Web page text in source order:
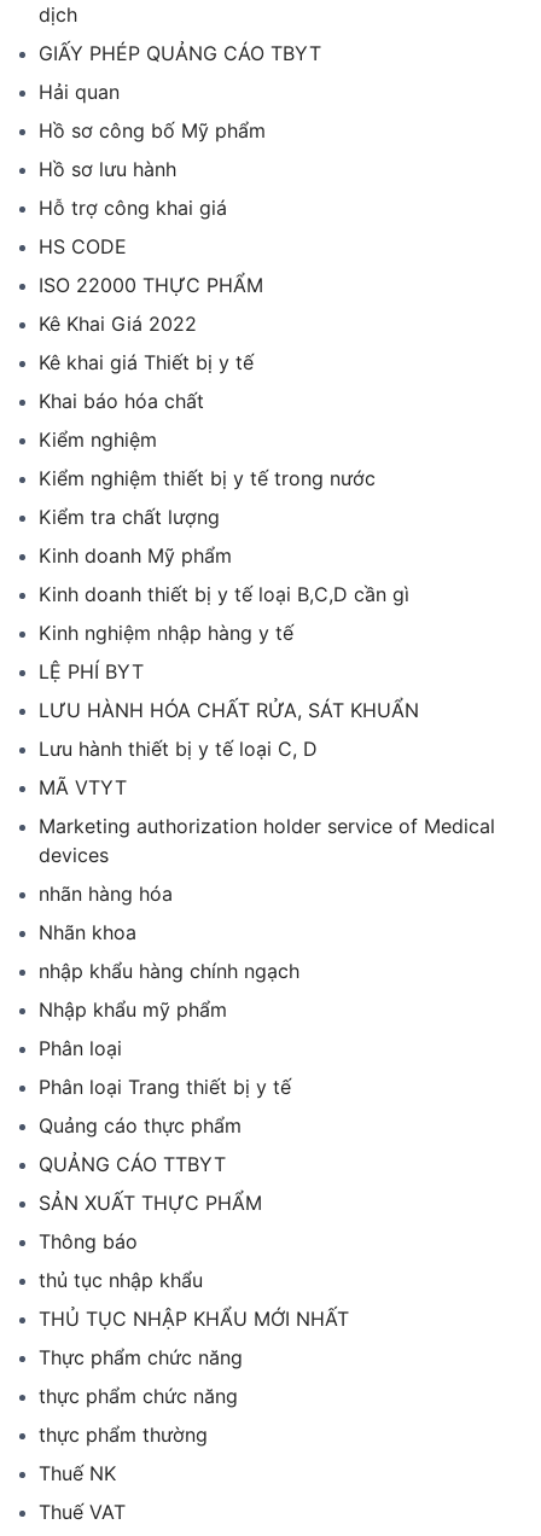
dịch
GIẤY PHÉP QUẢNG CÁO TBYT
Hải quan
Hồ sơ công bố Mỹ phẩm
Hồ sơ lưu hành
Hỗ trợ công khai giá
HS CODE
ISO 22000 THỰC PHẨM
Kê Khai Giá 2022
Kê khai giá Thiết bị y tế
Khai báo hóa chất
Kiểm nghiệm
Kiểm nghiệm thiết bị y tế trong nước
Kiểm tra chất lượng
Kinh doanh Mỹ phẩm
Kinh doanh thiết bị y tế loại B,C,D cần gì
Kinh nghiệm nhập hàng y tế
LỆ PHÍ BYT
LƯU HÀNH HÓA CHẤT RỬA, SÁT KHUẨN
Lưu hành thiết bị y tế loại C, D
MÃ VTYT
Marketing authorization holder service of Medical
devices
nhãn hàng hóa
Nhãn khoa
nhập khẩu hàng chính ngạch
Nhập khẩu mỹ phẩm
Phân loại
Phân loại Trang thiết bị y tế
Quảng cáo thực phẩm
QUẢNG CÁO TTBYT
SẢN XUẤT THỰC PHẨM
Thông báo
thủ tục nhập khẩu
THỦ TỤC NHẬP KHẨU MỚI NHẤT
Thực phẩm chức năng
thực phẩm chức năng
thực phẩm thường
Thuế NK
Thuế VAT